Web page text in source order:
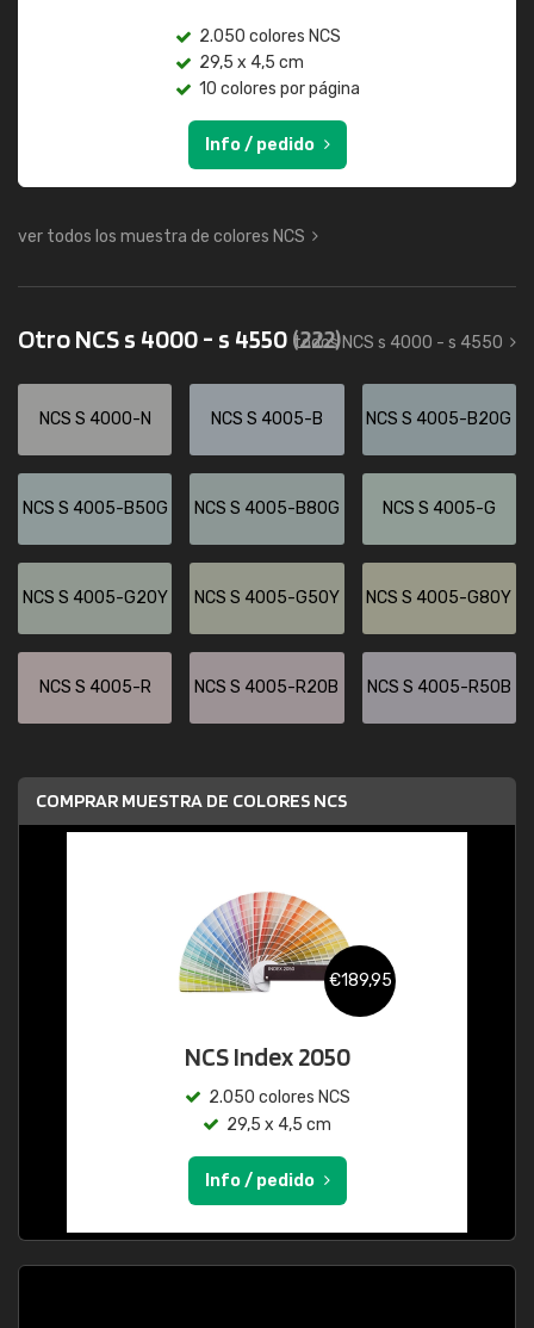
2.050 colores NCS
29,5 x 4,5 cm
10 colores por página
Info / pedido
ver todos los muestra de colores NCS
Otro NCS s 4000 - s 4550(222)
todos NCS s 4000 - s 4550
NCS S 4000-N NCS S 4005-B NCS S 4005-B20G
NCS S 4005-B50G NCS S 4005-B80G NCS S 4005-G
NCS S 4005-G20Y NCS S 4005-G50Y NCS S 4005-G80Y
NCS S 4005-R NCS S 4005-R20B NCS S 4005-R50B
COMPRAR MUESTRA DE COLORES NCS
€189,95
NCS Index 2050
2.050 colores NCS
29,5 x 4,5 cm
Info / pedido